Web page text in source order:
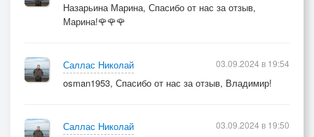
Назарьина Марина, Спасибо от нас за отзыв,
Марина!🌹🌹🌹
Саллас Николай
osman1953, Спасибо от нас за отзыв, Владимир!
03.09.2024 в 19:54
Саллас Николай
03.09.2024 в 19:50